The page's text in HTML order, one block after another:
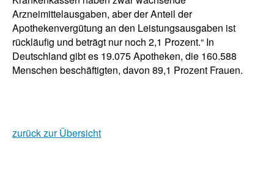
Arzneimittelausgaben, aber der Anteil der
Apothekenvergütung an den Leistungsausgaben ist
rückläufig und beträgt nur noch 2,1 Prozent.“ In
Deutschland gibt es 19.075 Apotheken, die 160.588
Menschen beschäftigten, davon 89,1 Prozent Frauen.
zurück zur Übersicht